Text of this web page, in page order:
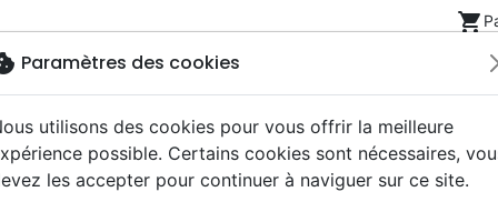
shopping_cart
NouveautésBibles LivreseBooksJeunesse
Paramètres des cookies
utilisons des cookies pour vous offrir la meilleure
possible. Certains cookies sont nécessaires,
les accepter pour continuer à naviguer sur ce site.